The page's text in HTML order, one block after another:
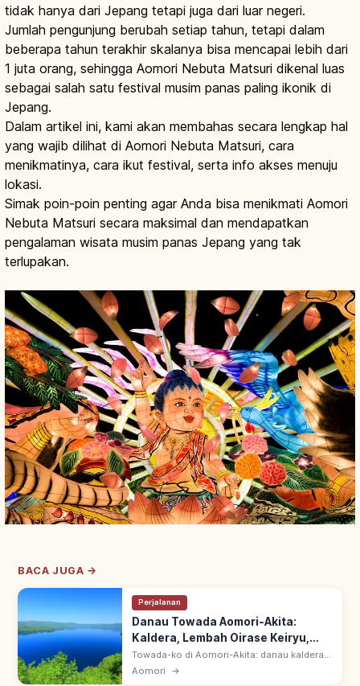
tidak hanya dari Jepang tetapi juga dari luar negeri.
Jumlah pengunjung berubah setiap tahun, tetapi dalam
beberapa tahun terakhir skalanya bisa mencapai lebih dari
1 juta orang, sehingga Aomori Nebuta Matsuri dikenal luas
sebagai salah satu festival musim panas paling ikonik di
Jepang.
Dalam artikel ini, kami akan membahas secara lengkap hal
yang wajib dilihat di Aomori Nebuta Matsuri, cara
menikmatinya, cara ikut festival, serta info akses menuju
lokasi.
Simak poin-poin penting agar Anda bisa menikmati Aomori
Nebuta Matsuri secara maksimal dan mendapatkan
pengalaman wisata musim panas Jepang yang tak
terlupakan.
BACA JUGA →
Perjalanan
Danau Towada Aomori-Akita:
Kaldera, Lembah Oirase Keiryu,
Pemandangan & Akses
Towada-ko di Aomori-Akita: danau kaldera
vulkanik. 'Towadako & Oirase Keiryu'
Aomori →